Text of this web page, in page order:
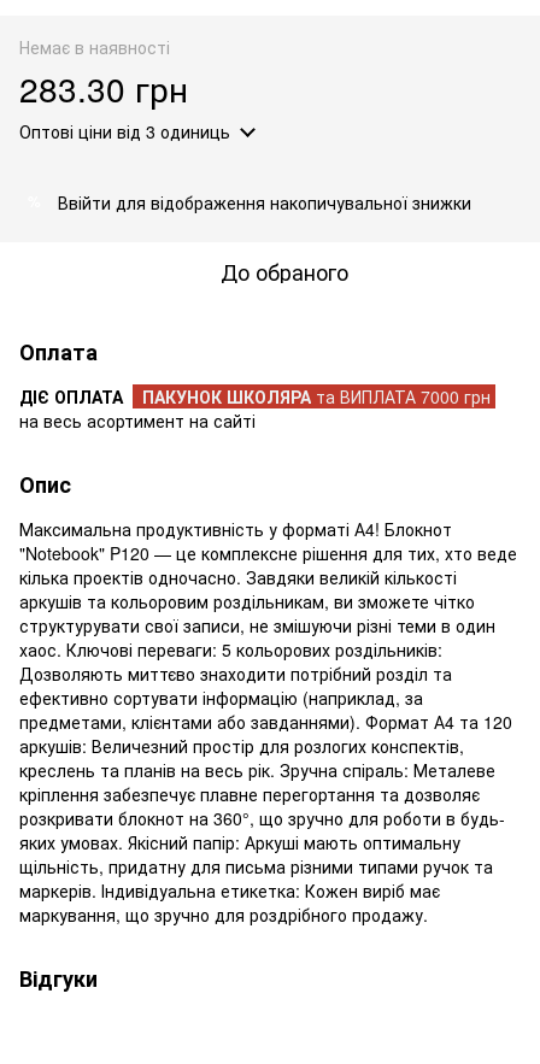
Немає в наявності
283.30 грн
Оптові ціни від 3 одиниць
Ввійти для відображення накопичувальної знижки
До обраного
Оплата
ДІЄ ОПЛАТА ПАКУНОК ШКОЛЯРА та ВИПЛАТА 7000 грн
на весь асортимент на сайті
Опис
Максимальна продуктивність у форматі А4! Блокнот
"Notebook" P120 — це комплексне рішення для тих, хто веде
кілька проектів одночасно. Завдяки великій кількості
аркушів та кольоровим роздільникам, ви зможете чітко
структурувати свої записи, не змішуючи різні теми в один
хаос. Ключові переваги: 5 кольорових роздільників:
Дозволяють миттєво знаходити потрібний розділ та
ефективно сортувати інформацію (наприклад, за
предметами, клієнтами або завданнями). Формат А4 та 120
аркушів: Величезний простір для розлогих конспектів,
креслень та планів на весь рік. Зручна спіраль: Металеве
кріплення забезпечує плавне перегортання та дозволяє
розкривати блокнот на 360°, що зручно для роботи в будь-
яких умовах. Якісний папір: Аркуші мають оптимальну
щільність, придатну для письма різними типами ручок та
маркерів. Індивідуальна етикетка: Кожен виріб має
маркування, що зручно для роздрібного продажу.
Відгуки